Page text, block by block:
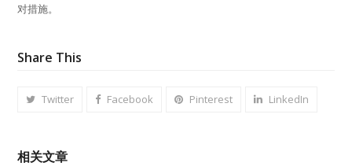
对措施。
Share This
Twitter Facebook Pinterest LinkedIn
相关文章